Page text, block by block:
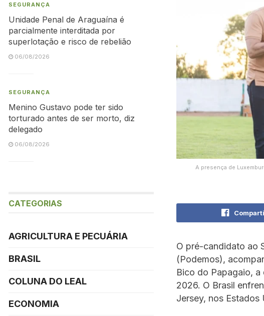
A presença de
O pré-candidato ao
(Podemos),
Bico do Papagaio,
2026. O Brasil
Jersey, nos Estados
SEGURANÇA
Unidade Penal de Araguaína é
parcialmente interditada por
superlotação e risco de rebelião
06/08/2026
SEGURANÇA
Menino Gustavo pode ter sido
torturado antes de ser morto, diz
delegado
06/08/2026
CATEGORIAS
AGRICULTURA E PECUÁRIA
BRASIL
COLUNA DO LEAL
ECONOMIA